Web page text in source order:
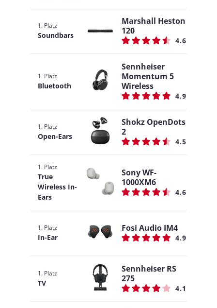
1. Platz
Soundbars
Marshall Heston
120
4.6
1. Platz
Bluetooth
Sennheiser
Momentum 5
Wireless
4.9
1. Platz
Open-Ears
Shokz OpenDots
2
4.5
1. Platz
True
Wireless In-
Ears
Sony WF-
1000XM6
4.6
1. Platz
In-Ear
Fosi Audio IM4
4.9
1. Platz
TV
Sennheiser RS
275
4.1